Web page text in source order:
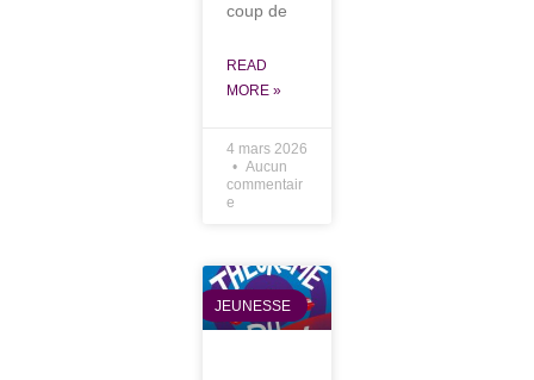
coup de
READ
MORE »
4 mars 2026
Aucun
commentair
e
JEUNESSE